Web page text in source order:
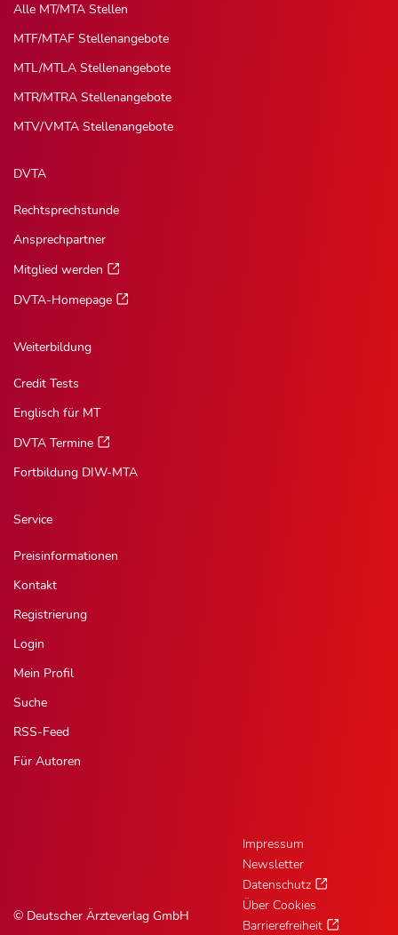
Alle MT/MTA Stellen
MTF/MTAF Stellenangebote
MTL/MTLA Stellenangebote
MTR/MTRA Stellenangebote
MTV/VMTA Stellenangebote
DVTA
Rechtsprechstunde
Ansprechpartner
Mitglied werden
DVTA-Homepage
Weiterbildung
Credit Tests
Englisch für MT
DVTA Termine
Fortbildung DIW-MTA
Service
Preisinformationen
Kontakt
Registrierung
Login
Mein Profil
Suche
RSS-Feed
Für Autoren
© Deutscher Ärzteverlag GmbH
Impressum
Newsletter
Datenschutz
Über Cookies
Barrierefreiheit